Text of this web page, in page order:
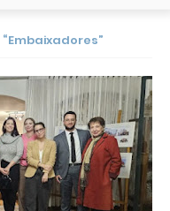
Embaixadores